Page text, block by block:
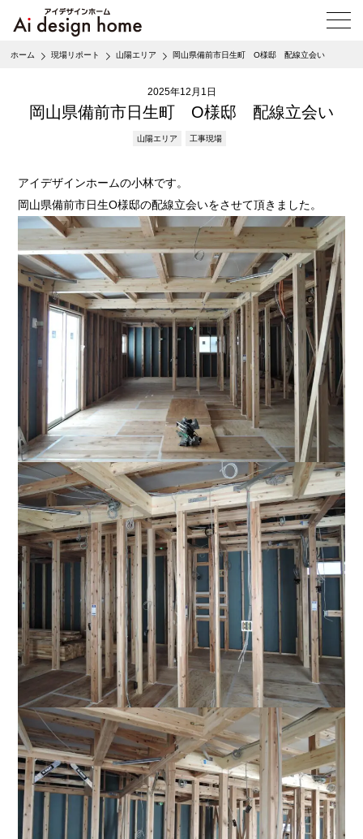
メ
ニ
ー
く
ホーム 現場リポート 山陽エリア 岡山県備前市日生町 O様邸 配線立会い
2025年12月1日
岡山県備前市日生町 O様邸 配線立会い
山陽エリア 工事現場
アイデザインホームの小林です。
岡山県備前市日生O様邸の配線立会いをさせて頂きました。